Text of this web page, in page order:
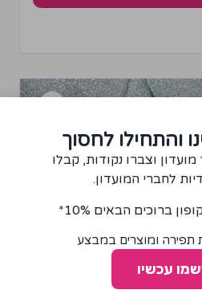
והתחילו לחסוך
וצברו נקודות, קבלו
לחברי המועדון.
ברוכים הבאים 10%*
תפירה ומוצרים במבצע
עכשיו